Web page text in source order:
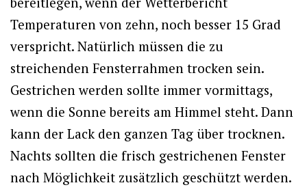
Temperaturen von zehn, noch besser 15 Grad
verspricht. Natürlich müssen die zu
streichenden Fensterrahmen trocken sein.
Gestrichen werden sollte immer vormittags,
wenn die Sonne bereits am Himmel steht. Dann
kann der Lack den ganzen Tag über trocknen.
Nachts sollten die frisch gestrichenen Fenster
nach Möglichkeit zusätzlich geschützt werden.